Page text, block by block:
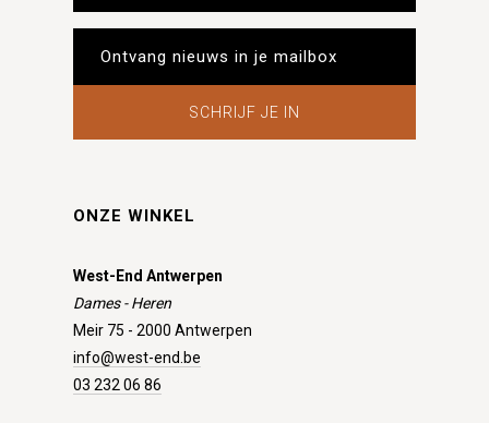
SCHRIJF JE IN
ONZE WINKEL
West-End Antwerpen
Dames - Heren
Meir 75 - 2000 Antwerpen
info@west-end.be
03 232 06 86